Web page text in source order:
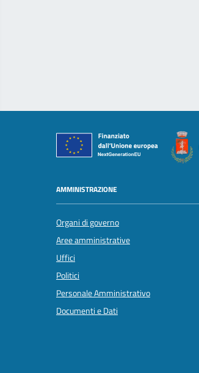
AMMINISTRAZIONE
Organi di governo
Aree amministrative
Uffici
Politici
Personale Amministrativo
Documenti e Dati